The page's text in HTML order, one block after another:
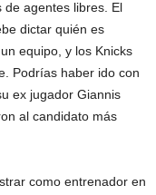
de agentes libres. El
dictar quién es
equipo, y los Knicks
Podrías haber ido con
ex jugador Giannis
al candidato más
como entrenador en